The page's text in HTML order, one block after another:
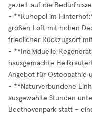
gezielt auf die
- **Ruhepol im
großen Loft mit hohen
friedlicher Rückzugsort
- **Individuelle
hausgemachte
Angebot für Osteopathie
- **Naturverbundene
ausgewählte Stunden
Beethovenpark statt –